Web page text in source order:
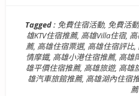
Tagged : 免費住宿活動, 免費活動
雄KTV住宿推薦, 高雄Villa住宿,
薦, 高雄住宿票選, 高雄住宿評比,
情摩鐵, 高雄小港住宿推薦, 高雄
雄平價住宿推薦, 高雄旅遊, 高雄
雄汽車旅館推薦, 高雄湖內住宿
薦